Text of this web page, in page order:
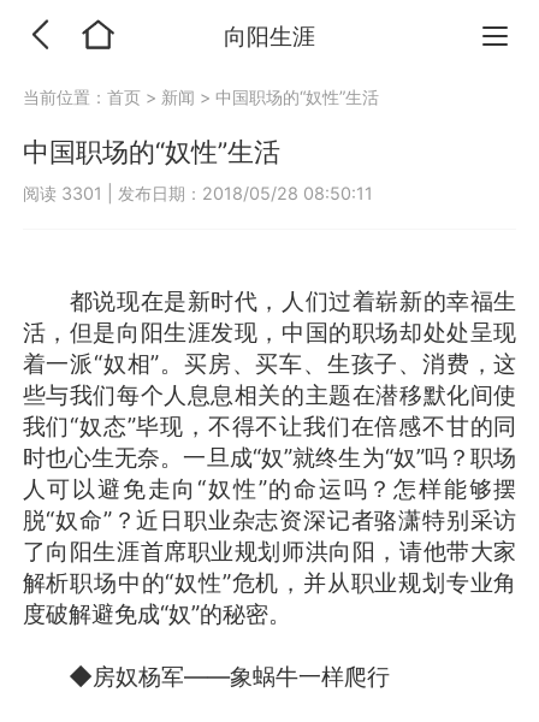
向阳生涯
当前位置：首页 > 新闻 > 中国职场的“奴性”生活
中国职场的“奴性”生活
阅读 3301 发布日期：2018/05/28 08:50:11
都说现在是新时代，人们过着崭新的幸福生
活，但是向阳生涯发现，中国的职场却处处呈现
着一派“奴相”。买房、买车、生孩子、消费，这
些与我们每个人息息相关的主题在潜移默化间使
我们“奴态”毕现，不得不让我们在倍感不甘的同
时也心生无奈。一旦成“奴”就终生为“奴”吗？职场
人可以避免走向“奴性”的命运吗？怎样能够摆
脱“奴命”？近日职业杂志资深记者骆潇特别采访
了向阳生涯首席职业规划师洪向阳，请他带大家
解析职场中的“奴性”危机，并从职业规划专业角
度破解避免成“奴”的秘密。
◆房奴杨军——象蜗牛一样爬行